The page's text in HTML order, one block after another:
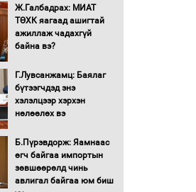
Засгийн газрын ээлжит
хуралдаан болж байна
Автомашинд улсын
дугаарын тэгш,
сондгойгоор шатахуун
Бага орлоготой
иргэдийн орлогод
татвар ногдуулахгүй
Ж.Галбадрах: МИАТ
ТӨХК яагаад ашигтай
ажиллаж чадахгүй
байна вэ?
Г.Лувсанжамц: Баялаг
бүтээгчдэд энэ
хэлэлцээр хэрхэн
нөлөөлөх вэ
Б.Пүрэвдорж: Яамнаас
өгч байгаа импортын
зөвшөөрөлд чинь
авлигал байгаа юм биш